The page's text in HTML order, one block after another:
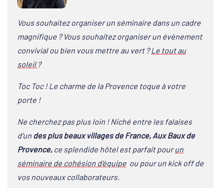
Vous souhaitez organiser un séminaire dans un cadre
magnifique ? Vous souhaitez organiser un évènement
convivial ou bien vous mettre au vert ?Le tout au
soleil ?
Toc Toc ! Le charme de la Provence toque à votre
porte !
Ne cherchez pas plus loin ! Niché entre les falaises
d’un des plus beaux villages de France, Aux Baux de
Provence, ce splendide hôtel est parfait pourun
séminaire de cohésion d’équipe ou pour un kick off de
vos nouveaux collaborateurs.